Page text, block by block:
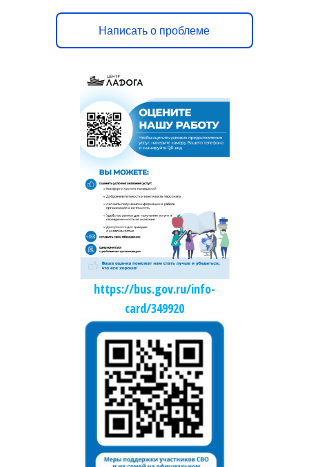
Написать о проблеме
https://bus.gov.ru/info-
card/349920